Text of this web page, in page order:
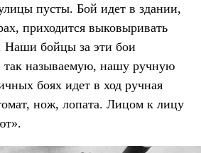
пусты. Бой идет в здании,
приходится выковыривать
Наши бойцы за эти бои
называемую, нашу ручную
боях идет в ход ручная
нож, лопата. Лицом к лицу